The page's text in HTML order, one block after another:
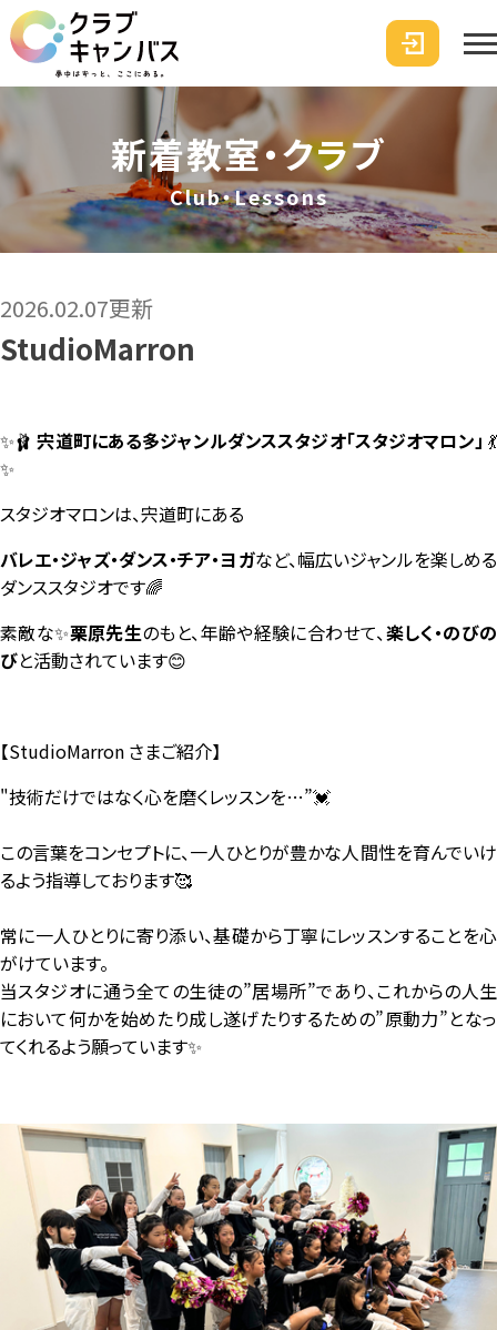
新着教室・クラブ
Club・Lessons
2026.02.07更新
StudioMarron
✨🩰宍道町にある多ジャンルダンススタジオ「スタジオマロン」 💃
✨
スタジオマロンは、宍道町にある
バレエ・ジャズ・ダンス・チア・ヨガなど、幅広いジャンルを楽しめる
ダンススタジオです🌈
素敵な✨栗原先生のもと、年齢や経験に合わせて、楽しく・のびの
びと活動されています😊
【StudioMarron さまご紹介】
"技術だけではなく心を磨くレッスンを…”💓
この言葉をコンセプトに、一人ひとりが豊かな人間性を育んでいけ
るよう指導しております🥰
常に一人ひとりに寄り添い、基礎から丁寧にレッスンすることを心
がけています。
当スタジオに通う全ての生徒の”居場所”であり、これからの人生
において何かを始めたり成し遂げたりするための”原動力”となっ
てくれるよう願っています✨